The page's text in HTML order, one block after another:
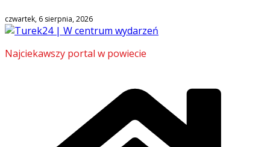
czwartek, 6 sierpnia, 2026
Najciekawszy portal w powiecie